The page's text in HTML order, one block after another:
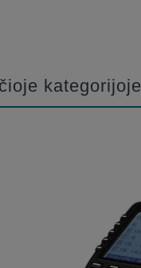
kategorijoje